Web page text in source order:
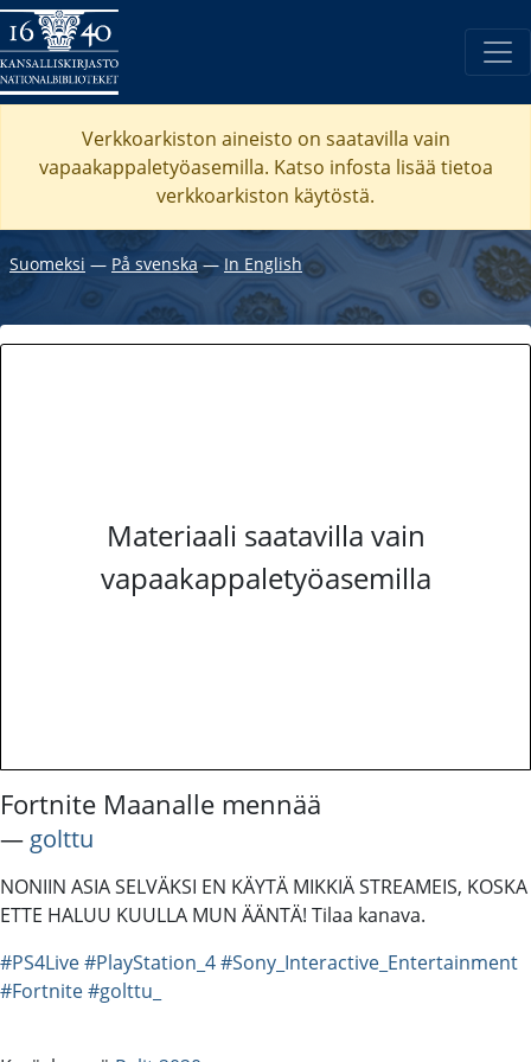
Verkkoarkiston aineisto on saatavilla vain
vapaakappaletyöasemilla. Katso infosta lisää tietoa
verkkoarkiston käytöstä.
Suomeksi ― På svenska― In English
Materiaali saatavilla vain
vapaakappaletyöasemilla
Fortnite Maanalle mennää
― golttu
NONIIN ASIA SELVÄKSI EN KÄYTÄ MIKKIÄ STREAMEIS, KOSKA
ETTE HALUU KUULLA MUN ÄÄNTÄ! Tilaa kanava.
#PS4Live#PlayStation_4#Sony_Interactive_Entertainment
#Fortnite#golttu_